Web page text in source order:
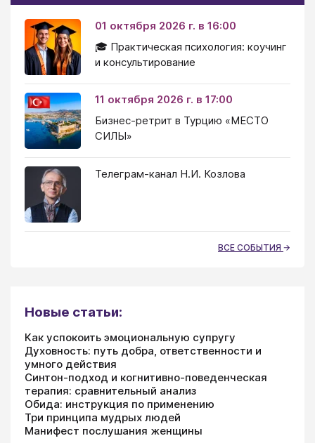
01 октября 2026 г. в 16:00
🎓 Практическая психология: коучинг
и консультирование
11 октября 2026 г. в 17:00
Бизнес-ретрит в Турцию «МЕСТО
СИЛЫ»
Телеграм-канал Н.И. Козлова
ВСЕ СОБЫТИЯ
Новые статьи:
Как успокоить эмоциональную супругу
Духовность: путь добра, ответственности и
умного действия
Синтон-подход и когнитивно-поведенческая
терапия: сравнительный анализ
Обида: инструкция по применению
Три принципа мудрых людей
Манифест послушания женщины